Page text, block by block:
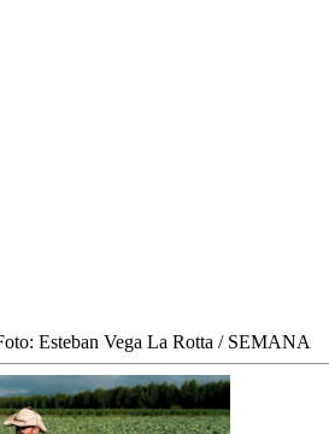
Esteban Vega La Rotta / SEMANA